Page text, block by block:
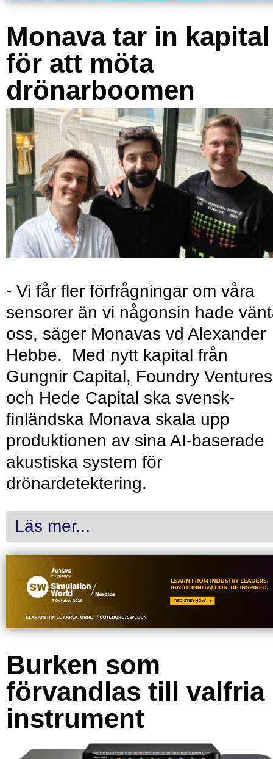
Monava tar in kapital
för att möta
drönarboomen
- Vi får fler förfrågningar om våra
sensorer än vi någonsin hade
oss, säger Monavas vd Alexander
Hebbe. Med nytt kapital från
Gungnir Capital, Foundry Ventures
och Hede Capital ska svensk-
finländska Monava skala upp
produktionen av sina AI-baserade
akustiska system för
drönardetektering.
Läs mer...
Burken som
förvandlas till valfria
instrument